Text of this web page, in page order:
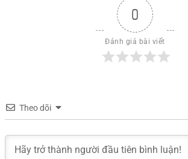
0
Đánh giá bài viết
Theo dõi